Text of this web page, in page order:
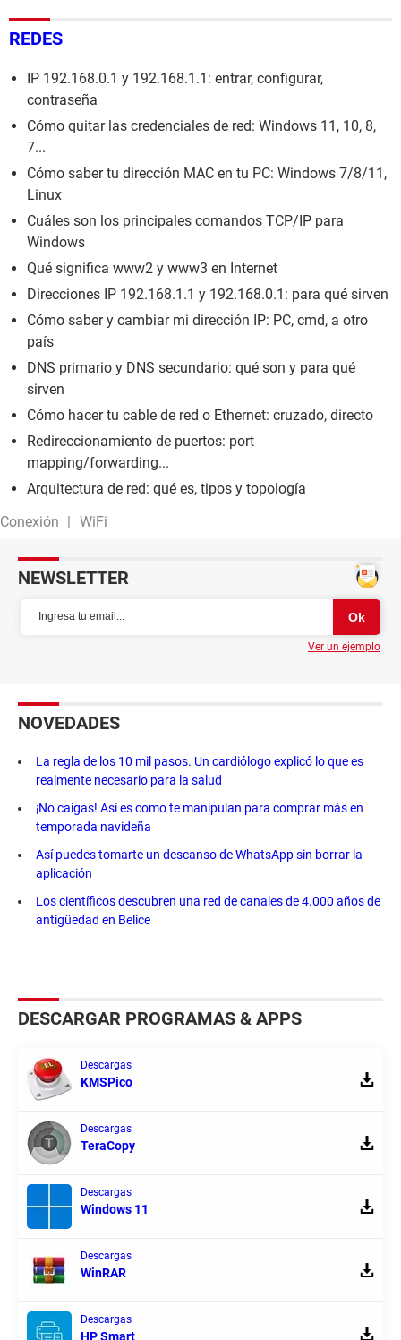
REDES
IP 192.168.0.1 y 192.168.1.1: entrar, configurar,
contraseña
Cómo quitar las credenciales de red: Windows 11, 10, 8,
7...
Cómo saber tu dirección MAC en tu PC: Windows 7/8/11,
Linux
Cuáles son los principales comandos TCP/IP para
Windows
Qué significa www2 y www3 en Internet
Direcciones IP 192.168.1.1 y 192.168.0.1: para qué sirven
Cómo saber y cambiar mi dirección IP: PC, cmd, a otro
país
DNS primario y DNS secundario: qué son y para qué
sirven
Cómo hacer tu cable de red o Ethernet: cruzado, directo
Redireccionamiento de puertos: port
mapping/forwarding...
Arquitectura de red: qué es, tipos y topología
Conexión
WiFi
NEWSLETTER
Ver un ejemplo
NOVEDADES
La regla de los 10 mil pasos. Un cardiólogo explicó lo que es
realmente necesario para la salud
¡No caigas! Así es como te manipulan para comprar más en
temporada navideña
Así puedes tomarte un descanso de WhatsApp sin borrar la
aplicación
Los científicos descubren una red de canales de 4.000 años de
antigüedad en Belice
DESCARGAR PROGRAMAS & APPS
Descargas
KMSPico
Descargas
TeraCopy
Descargas
Windows 11
Descargas
WinRAR
Descargas
HP Smart